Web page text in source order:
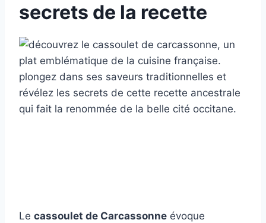
secrets de la recette
Le cassoulet de Carcassonne évoque